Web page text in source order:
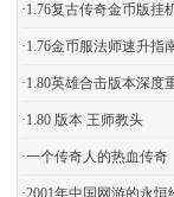
·1.76复古传奇金币版挂
·1.76金币服法师速升指
·1.80英雄合击版本深度
·1.80 版本 王师教头
·一个传奇人的热血传奇
·2001年中国网游的永恒